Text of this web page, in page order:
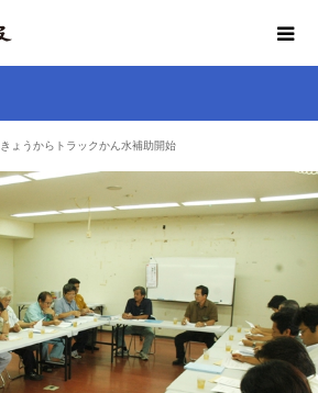
きょうからトラックかん水補助開始